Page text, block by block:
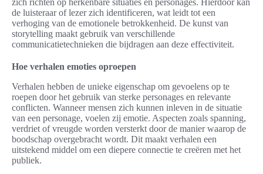
zich richten op herkenbare situaties en personages. Hierdoor kan
de luisteraar of lezer zich identificeren, wat leidt tot een
verhoging van de emotionele betrokkenheid. De kunst van
storytelling maakt gebruik van verschillende
communicatietechnieken die bijdragen aan deze effectiviteit.
Hoe verhalen emoties oproepen
Verhalen hebben de unieke eigenschap om gevoelens op te
roepen door het gebruik van sterke personages en relevante
conflicten. Wanneer mensen zich kunnen inleven in de situatie
van een personage, voelen zij emotie. Aspecten zoals spanning,
verdriet of vreugde worden versterkt door de manier waarop de
boodschap overgebracht wordt. Dit maakt verhalen een
uitstekend middel om een diepere connectie te creëren met het
publiek.